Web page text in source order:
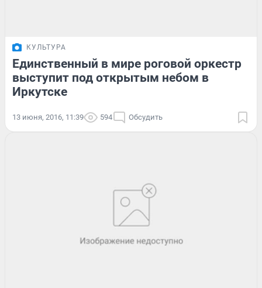
КУЛЬТУРА
Единственный в мире роговой оркестр
выступит под открытым небом в
Иркутске
13 июня, 2016, 11:39 594 Обсудить